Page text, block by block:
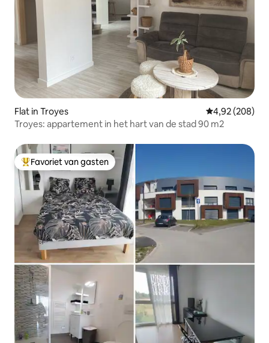
Flat in Troyes Gemiddelde
4,92 (208)
Troyes: appartement in het hart van de stad 90 m2
Topfavoriet van gasten
Favoriet van gasten